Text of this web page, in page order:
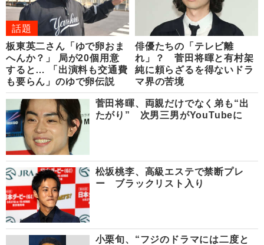
話題
板東英二さん「ゆで卵おま
へんか？」 局が20個用意
すると… 「出演料も交通費
も要らん」のゆで卵伝説
俳優たちの「テレビ離
れ」？ 菅田将暉と有村架
純に頼らざるを得ないドラ
マ界の苦境
菅田将暉、両親だけでなく弟も“出
たがり” 次男三男がYouTubeに
松坂桃李、高級エステで禁断プレ
ー ブラックリスト入り
小栗旬、“フジのドラマには二度と